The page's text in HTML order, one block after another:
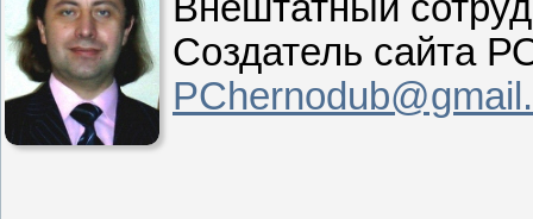
Создатель сайта